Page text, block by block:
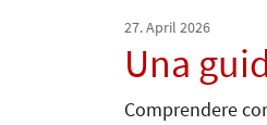
27. April 2026
Una
Comprendere